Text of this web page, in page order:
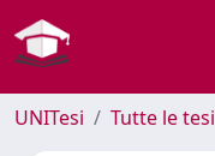
UNITesi Tutte le tesi